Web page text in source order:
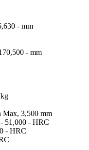
- mm
- mm
Max, 3,500 mm
51,000 - HRC
- HRC